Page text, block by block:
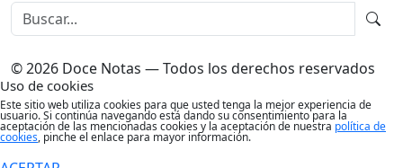
© 2026 Doce Notas — Todos los derechos reservados
Uso de cookies
Este sitio web utiliza cookies para que usted tenga la mejor experiencia de
usuario. Si continúa navegando está dando su consentimiento para la
aceptación de las mencionadas cookies y la aceptación de nuestra política de
cookies, pinche el enlace para mayor información.